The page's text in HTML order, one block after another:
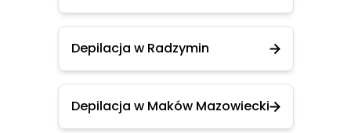
Depilacja w Radzymin
Depilacja w Maków Mazowiecki